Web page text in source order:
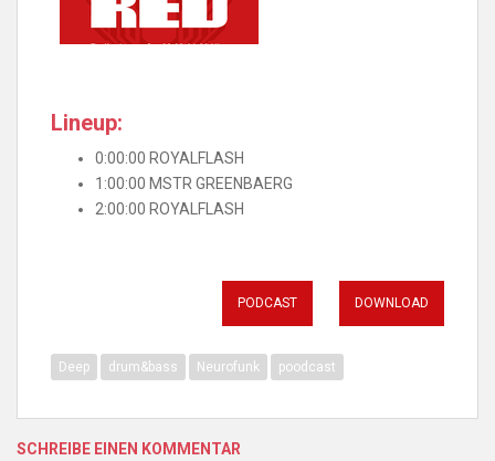
Lineup:
0:00:00 ROYALFLASH
1:00:00 MSTR GREENBAERG
2:00:00 ROYALFLASH
DOWNLOAD
PODCAST
Deep drum&bass Neurofunk poodcast
SCHREIBE EINEN KOMMENTAR